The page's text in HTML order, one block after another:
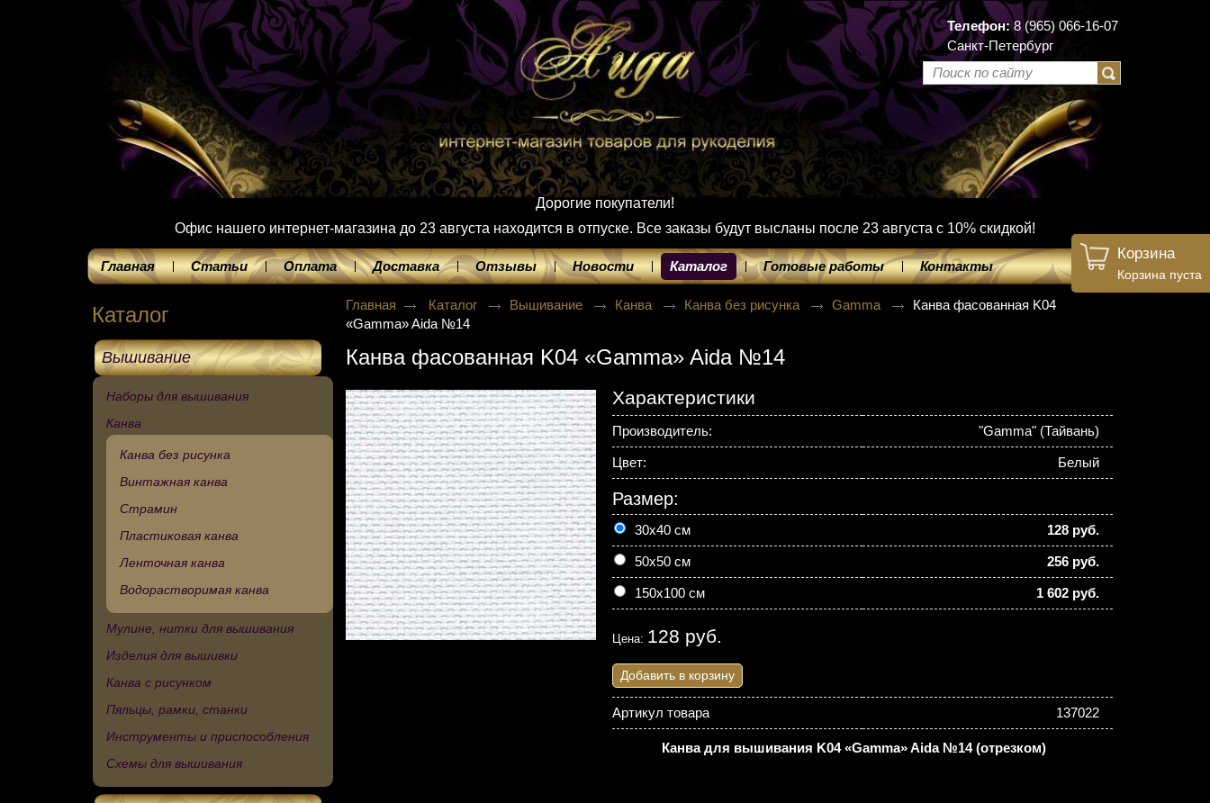
Телефон:8 (965) 066-16-07
Санкт-Петербург
Дорогие покупатели!
Офис нашего интернет-магазина до 23 августа находится в отпуске. Все заказы будут высланы после 23 августа с 10% скидкой!
Главная Статьи Оплата Доставка Отзывы Новости Каталог Готовые работы Контакты
Каталог
Вышивание
Наборы для вышивания
Канва
Канва без рисунка
Винтажная канва
Страмин
Пластиковая канва
Ленточная канва
Водорастворимая канва
Мулине, нитки для вышивания
Изделия для вышивки
Канва с рисунком
Пяльцы, рамки, станки
Инструменты и приспособления
Схемы для вышивания
Корзина
Корзина пуста
Главная Каталог Вышивание Канва Канва без рисунка Gamma
Канва фасованная K04
«Gamma» Aida №14
Канва фасованная K04 «Gamma» Aida №14
Характеристики
Производитель: "Gamma" (Тайвань)
Цвет: Белый
Размер:
30х40 см 128 руб.
50х50 см 256 руб.
150х100 см 1 602 руб.
Цена: 128 руб.
Добавить в корзину
Артикул товара 137022
Канва для вышивания K04 «Gamma» Aida №14 (отрезком)